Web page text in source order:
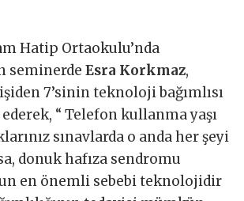
Hatip Ortaokulu’nda
seminerdeEsra Korkmaz,
7’sinin teknoloji bağımlısı
“ Telefon kullanma yaşı
sınavlarda o anda her şeyi
donuk hafıza sendromu
en önemli sebebi teknolojidir